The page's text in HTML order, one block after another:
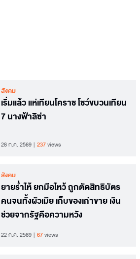
สังคม
เริ่มแล้ว แห่เทียนโคราช โชว์ขบวนเทียน
7 นางฟ้าลิซ่า
28 ก.ค. 2569 237views
สังคม
ยายร่ำไห้ ยกมือไหว้ ถูกตัดสิทธิบัตร
คนจนทั้งผัวเมีย เก็บของเก่าขาย เงิน
ช่วยจากรัฐคือความหวัง
22 ก.ค. 2569 67views